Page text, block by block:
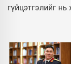
гүйцэтгэлийг